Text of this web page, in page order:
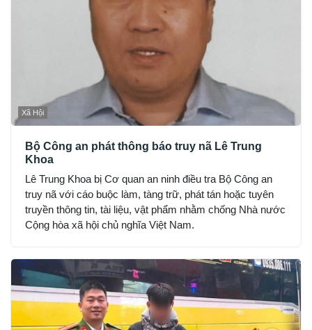
Xã Hội
Bộ Công an phát thông báo truy nã Lê Trung
Khoa
Lê Trung Khoa bị Cơ quan an ninh điều tra Bộ Công an
truy nã với cáo buộc làm, tàng trữ, phát tán hoặc tuyên
truyền thông tin, tài liệu, vật phẩm nhằm chống Nhà nước
Cộng hòa xã hội chủ nghĩa Việt Nam.